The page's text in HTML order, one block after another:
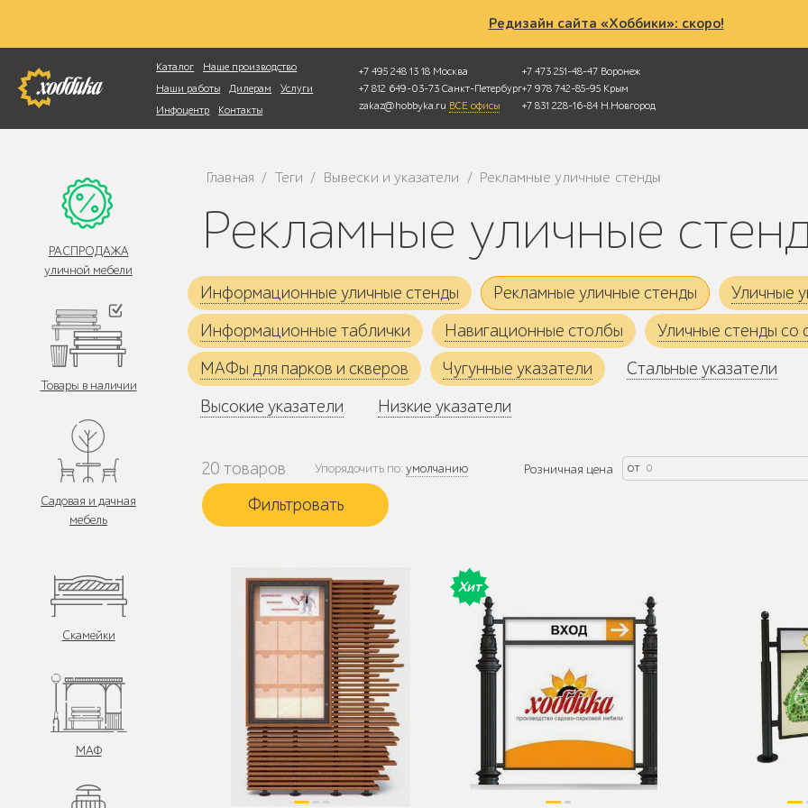
Редизайн сайта «Хоббики»: скоро!
Каталог
Наше производство
Наши работы
Дилерам
Услуги
Инфоцентр
Контакты
+7 495 248 13 18 Москва
+7 812 649-03-73 Санкт-Петербург
zakaz@hobbyka.ru ВСЕ офисы
+7 473 251-48-47 Воронеж
+7 978 742-85-95 Крым
+7 831 228-16-84 Н.Новгород
Фотопоиск
РАСПРОДАЖА
уличной мебели
Товары в наличии
Садовая и дачная
мебель
Скамейки
МАФ
Главная / Теги / Вывески и указатели / Рекламные уличные стенды
Рекламные уличные
Информационные уличные стенды Рекламные уличные стенды
Уличные
Информационные таблички
Навигационные столбы
Уличные стенды со
МАФы для парков и скверов
Чугунные указатели
Стальные указатели
Высокие указатели
Низкие указатели
20 товаров Упорядочить по: умолчанию Розничная цена от
Хит